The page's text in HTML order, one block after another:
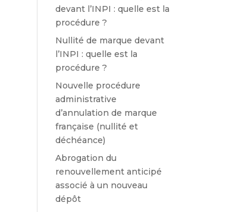
devant l’INPI : quelle est la
procédure ?
Nullité de marque devant
l’INPI : quelle est la
procédure ?
Nouvelle procédure
administrative
d’annulation de marque
française (nullité et
déchéance)
Abrogation du
renouvellement anticipé
associé à un nouveau
dépôt